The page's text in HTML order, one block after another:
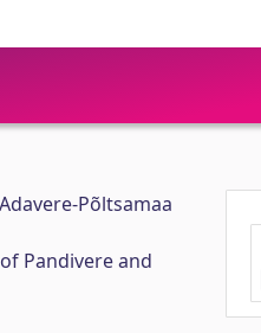
Põltsamaa
Pandivere and